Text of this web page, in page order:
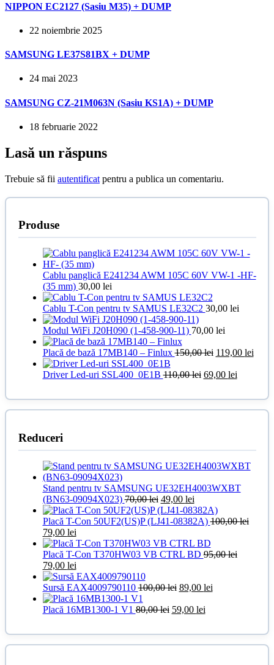
NIPPON EC2127 (Sasiu M35) + DUMP
22 noiembrie 2025
SAMSUNG LE37S81BX + DUMP
24 mai 2023
SAMSUNG CZ-21M063N (Sasiu KS1A) + DUMP
18 februarie 2022
Lasă un răspuns
Trebuie să fii autentificat pentru a publica un comentariu.
Produse
Cablu panglică E241234 AWM 105C 60V VW-1 -HF-
(35 mm) 30,00 lei
Cablu T-Con pentru tv SAMUS LE32C2 30,00 lei
Modul WiFi J20H090 (1-458-900-11) 70,00 lei
Placă de bază 17MB140 – Finlux150,00lei Prețul
a
119,00 lei
Driver Led-uri SSL400_0E1B110,00lei Prețul
fost:
69,00 leiPrețul
69,00 lei.
Reduceri
Stand pentru tv SAMSUNG UE32EH4003WXBT
(BN63-09094X023)70,00lei Prețul
inițial
a
70,00 lei.
49,00 leiPrețul
curent
este:
Placă T-Con 50UF2(US)P (LJ41-08382A)100,00lei
Prețul
inițial
a
fost:
100,00 lei.
79,00 leiPrețul
curent
este:
79,00 lei.
Placă T-Con T370HW03 VB CTRL BD95,00lei
Prețul
inițial
a
fost:
95,00 lei.
79,00 leiPrețul
curent
este:
79,00 lei.
Sursă EAX4009790110100,00lei Prețul
a
89,00 leiPrețul
Placă 16MB1300-1 V180,00lei Prețul
fost:
59,00 leiPrețul
59,00 lei.